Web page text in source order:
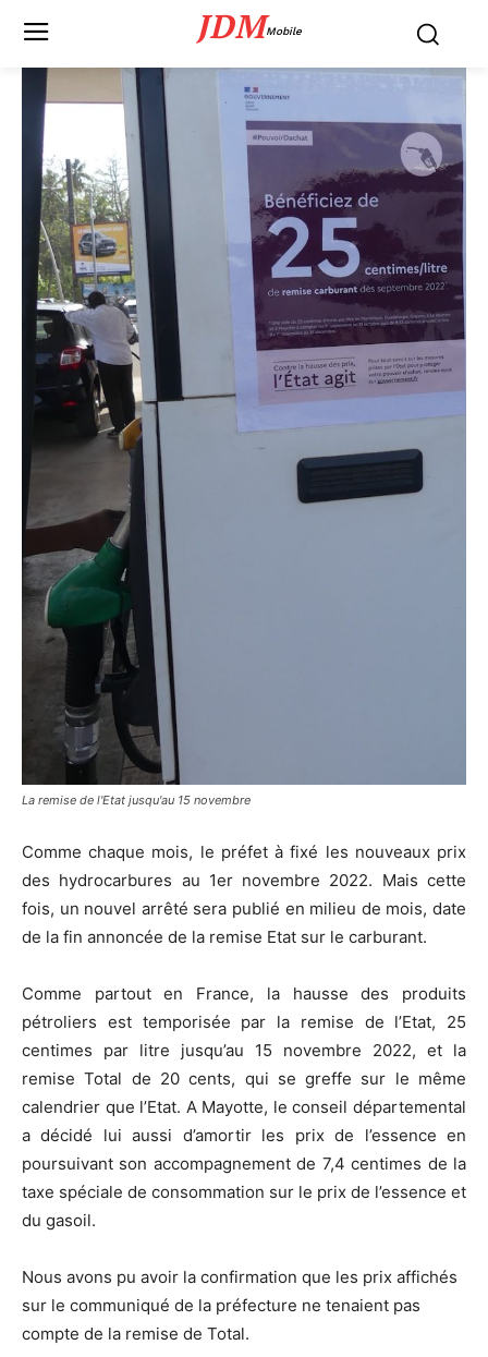
JDMMobile
La remise de l'Etat jusqu'au 15 novembre
Comme chaque mois, le préfet à fixé les nouveaux prix
des hydrocarbures au 1er novembre 2022. Mais cette
fois, un nouvel arrêté sera publié en milieu de mois, date
de la fin annoncée de la remise Etat sur le carburant.
Comme partout en France, la hausse des produits
pétroliers est temporisée par la remise de l’Etat, 25
centimes par litre jusqu’au 15 novembre 2022, et la
remise Total de 20 cents, qui se greffe sur le même
calendrier que l’Etat. A Mayotte, le conseil départemental
a décidé lui aussi d’amortir les prix de l’essence en
poursuivant son accompagnement de 7,4 centimes de la
taxe spéciale de consommation sur le prix de l’essence et
du gasoil.
Nous avons pu avoir la confirmation que les prix affichés
sur le communiqué de la préfecture ne tenaient pas
compte de la remise de Total.